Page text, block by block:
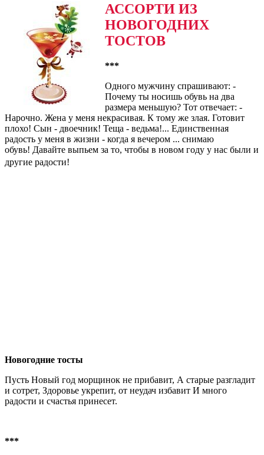
АССОРТИ ИЗ
НОВОГОДНИХ
ТОСТОВ
***
Одного мужчину спрашивают: -
Почему ты носишь обувь на два
размера меньшую? Тот отвечает: -
Нарочно. Жена у меня некрасивая. К тому же злая. Готовит
плохо! Сын - двоечник! Теща - ведьма!... Единственная
радость у меня в жизни - когда я вечером ... снимаю
обувь! Давайте выпьем за то, чтобы в новом году у нас были и
другие радости!
Новогодние тосты
Пусть Hовый год морщинок не прибавит, А старые разгладит
и сотрет, Здоровье укрепит, от неудач избавит И много
радости и счастья принесет.
***